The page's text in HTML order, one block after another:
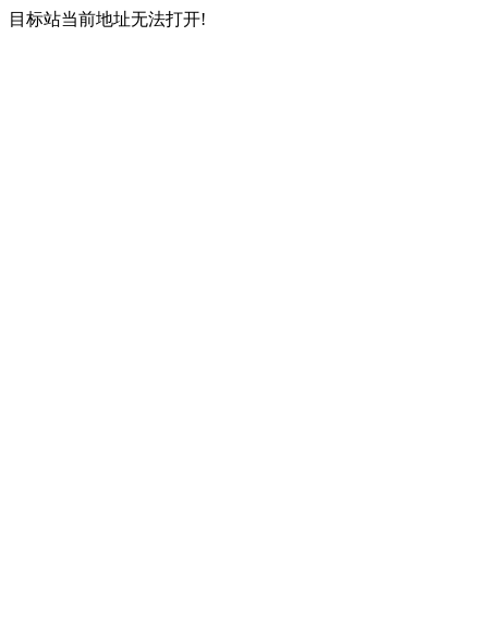
目标站当前地址无法打开!